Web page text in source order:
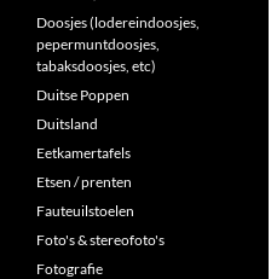
Doosjes (lodereindoosjes,
pepermuntdoosjes,
tabaksdoosjes, etc)
Duitse Poppen
Duitsland
Eetkamertafels
Etsen / prenten
Fauteuilstoelen
Foto's & stereofoto's
Fotografie